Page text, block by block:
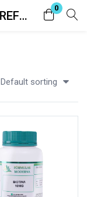
Tagged: "DIGESTÃO E REFLUXO"
0
Registro
Default sorting